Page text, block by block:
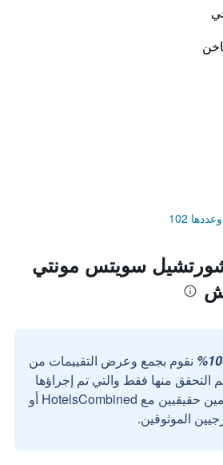
102
سويتس مونتي
نقوم بجمع وعرض التقييمات من
التحقق منها فقط والتي تم إجراؤها
بواسطة مستخدمين حقيقيين مع HotelsCombined أو
الموثوقين.